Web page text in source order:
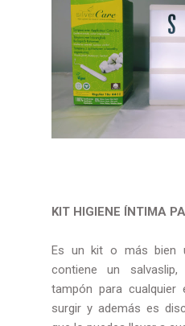
KIT HIGIENE ÍNTIMA
Es un kit o más bien
contiene un
tampón para cualquier
surgir y además es